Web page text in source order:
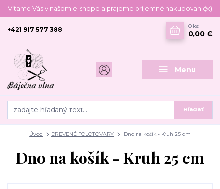
Vítame Vás v našom e-shope a prajeme príjemné nakupovanie :)
Menu
Hľadať
+421 917 577 388
0 ks
0,00 €
Úvod DREVENÉ POLOTOVARY Dno na košík - Kruh 25 cm
Dno na košík - Kruh 25 cm